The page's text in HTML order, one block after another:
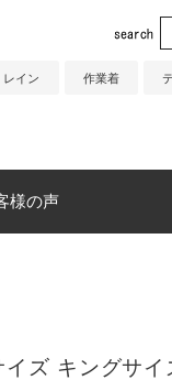
レイン 作業着
様の声
イズ キングサ